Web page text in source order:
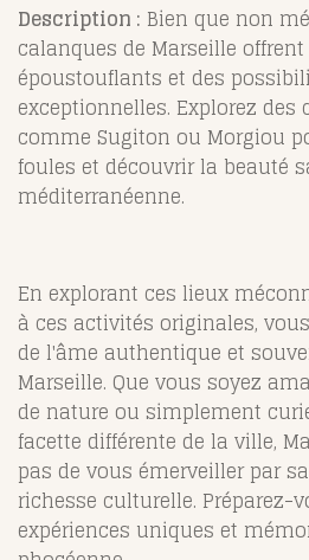
Description : Bien que non
calanques de Marseille
époustouflants et des
exceptionnelles. Explorez
comme Sugiton ou Morgiou
foules et découvrir la beauté
méditerranéenne.
En explorant ces lieux
à ces activités originales,
de l'âme authentique et
Marseille. Que vous soyez
de nature ou simplement
facette différente de la ville,
pas de vous émerveiller par
richesse culturelle. Préparez-
expériences uniques et